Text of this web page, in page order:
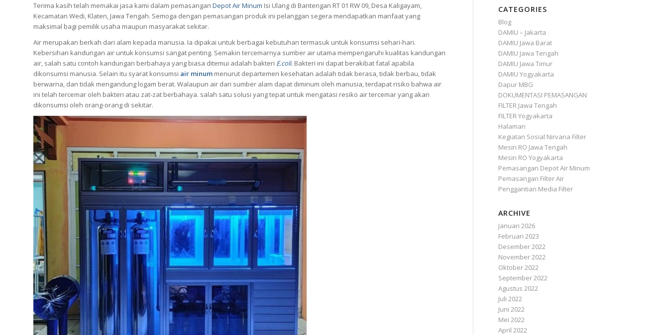
Terima kasih telah memakai jasa kami dalam pemasangan Depot Air Minum Isi Ulang di Bantengan RT 01 RW 09, Desa Kaligayam,
Kecamatan Wedi, Klaten, Jawa Tengah. Semoga dengan pemasangan produk ini pelanggan segera mendapatkan manfaat yang
maksimal bagi pemilik usaha maupun masyarakat sekitar.
Air merupakan berkah dari alam kepada manusia. Ia dipakai untuk berbagai kebutuhan termasuk untuk konsumsi sehari-hari.
Kebersihan kandungan air untuk konsumsi sangat penting. Semakin tercemarnya sumber air utama mempengaruhi kualitas kandungan
air, salah satu contoh kandungan berbahaya yang biasa ditemui adalah bakteri E.coli. Bakteri ini dapat berakibat fatal apabila
dikonsumsi manusia. Selain itu syarat konsumsi air minum menurut departemen kesehatan adalah tidak berasa, tidak berbau, tidak
berwarna, dan tidak mengandung logam berat. Walaupun air dari sumber alam dapat diminum oleh manusia, terdapat risiko bahwa air
ini telah tercemar oleh bakteri atau zat-zat berbahaya. salah satu solusi yang tepat untuk mengatasi resiko air tercemar yang akan
dikonsumsi oleh orang-orang di sekitar.
CATEGORIES
Blog
DAMIU – Jakarta
DAMIU Jawa Barat
DAMIU Jawa Tengah
DAMIU Jawa Timur
DAMIU Yogyakarta
Dapur MBG
DOKUMENTASI PEMASANGAN
FILTER Jawa Tengah
FILTER Yogyakarta
Halaman
Kegiatan Sosial Nirvana Filter
Mesin RO Jawa Tengah
Mesin RO Yogyakarta
Pemasangan Depot Air Minum
Pemasangan Filter Air
Penggantian Media Filter
ARCHIVE
Januari 2026
Februari 2023
Desember 2022
November 2022
Oktober 2022
September 2022
Agustus 2022
Juli 2022
Juni 2022
Mei 2022
April 2022